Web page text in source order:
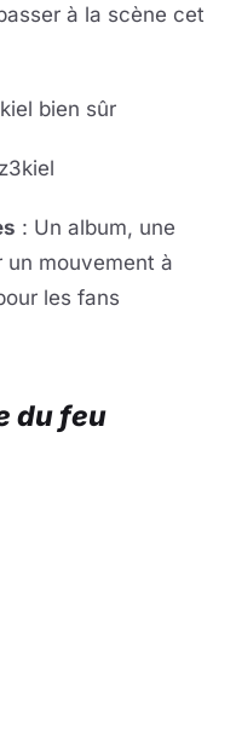
à la scène cet
bien sûr
: Un album, une
un mouvement à
les fans
du feu